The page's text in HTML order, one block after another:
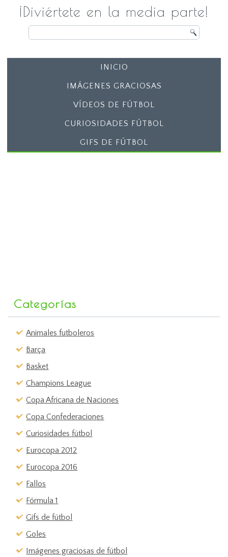
¡Diviértete en la media parte!
INICIO
IMÁGENES GRACIOSAS
VÍDEOS DE FÚTBOL
CURIOSIDADES FÚTBOL
GIFS DE FÚTBOL
Categorías
Animales futboleros
Barça
Basket
Champions League
Copa Africana de Naciones
Copa Confederaciones
Curiosidades fútbol
Eurocopa 2012
Eurocopa 2016
Fallos
Fórmula 1
Gifs de fútbol
Goles
Imágenes graciosas de fútbol